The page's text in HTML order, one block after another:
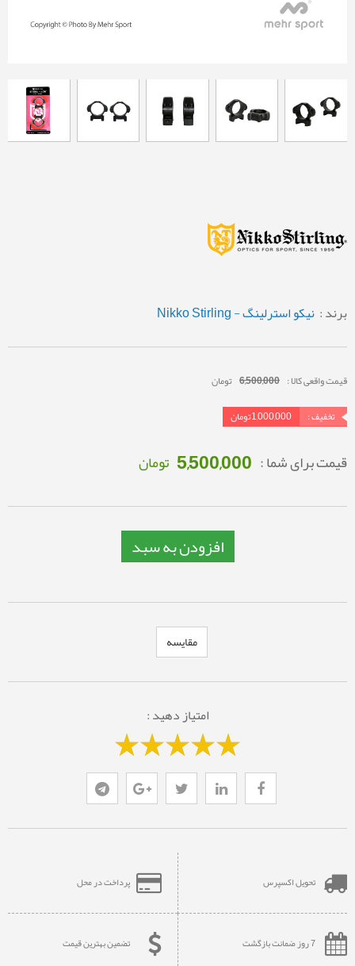
برند : نیکو استرلینگ - Nikko Stirling
قیمت واقعی کالا : 6,500,000 تومان
تخفیف :
1,000,000تومان
قیمت برای شما : 5,500,000 تومان
افزودن به سبد
مقایسه
امتیاز دهید :
تحویل اکسپرس پرداخت در محل
7 روز ضمانت بازگشت تضمین بهترین قیمت